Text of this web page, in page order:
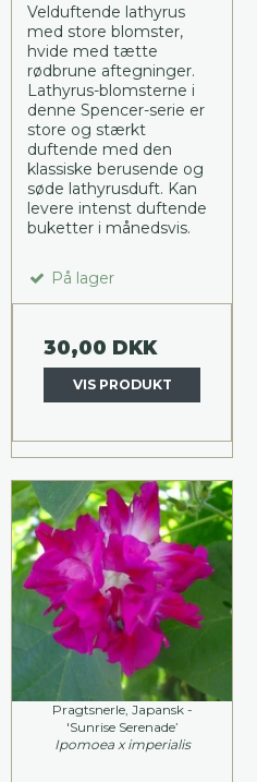
Velduftende lathyrus
med store blomster,
hvide med tætte
rødbrune aftegninger.
Lathyrus-blomsterne i
denne Spencer-serie er
store og stærkt
duftende med den
klassiske berusende og
søde lathyrusduft. Kan
levere intenst duftende
buketter i månedsvis.
På lager
30,00 DKK
VIS PRODUKT
Pragtsnerle, Japansk -
'Sunrise Serenade’
Ipomoea x imperialis